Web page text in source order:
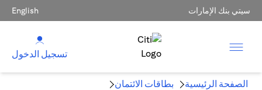
سيتي بنك الإمارات English
تسجيل الدخول
الصفحة الرئيسية
بطاقات الائتمان